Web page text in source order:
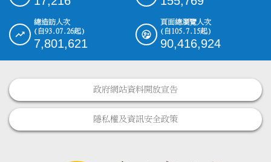
總造訪人次
(自93.07.26起)
7,801,621
頁面總瀏覽人次
(自105.7.15起)
90,416,924
政府網站資料開放宣告
隱私權及資訊安全政策